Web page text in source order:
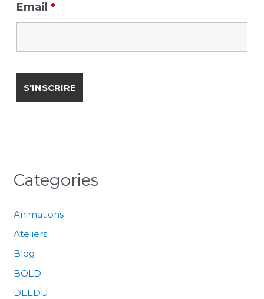
Email*
Categories
Animations
Ateliers
Blog
BOLD
DEEDU